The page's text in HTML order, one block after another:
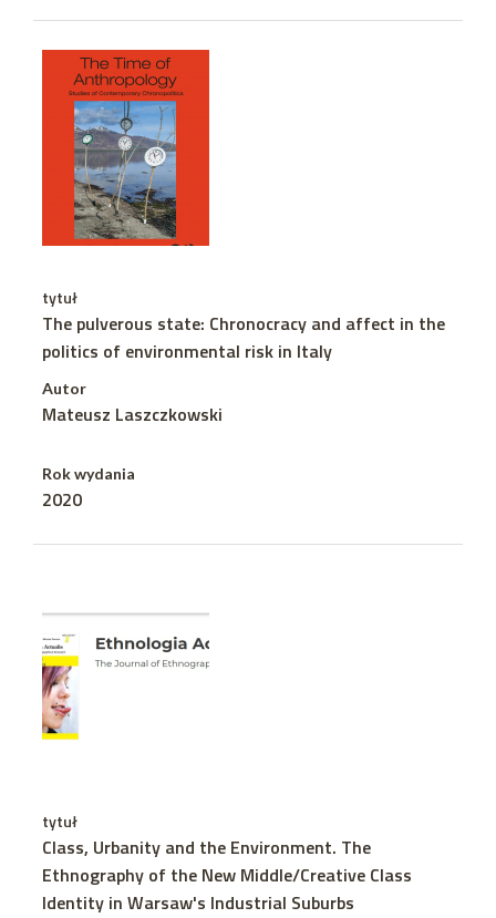
tytuł
The pulverous state: Chronocracy and affect in the
politics of environmental risk in Italy
Autor
Mateusz Laszczkowski
Rok wydania
2020
tytuł
Class, Urbanity and the Environment. The
Ethnography of the New Middle/Creative Class
Identity in Warsaw's Industrial Suburbs